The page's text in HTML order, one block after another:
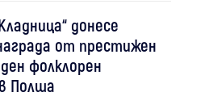
донесе
от престижен
фолклорен
Полша